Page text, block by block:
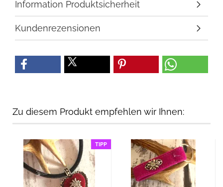
Information Produktsicherheit
Kundenrezensionen
Zu diesem Produkt empfehlen wir Ihnen:
TIPP